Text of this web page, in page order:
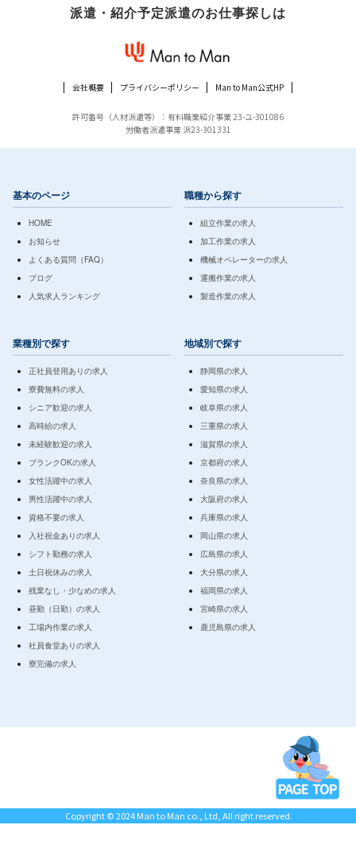
派遣・紹介予定派遣のお仕事探しは
会社概要 プライバシーポリシー Man to Man公式HP
許可番号（人材派遣等）：有料職業紹介事業 23-ユ-301086
労働者派遣事業 派23-301331
基本のページ
HOME
お知らせ
よくある質問（FAQ）
ブログ
人気求人ランキング
職種から探す
組立作業の求人
加工作業の求人
機械オペレーターの求人
運搬作業の求人
製造作業の求人
業種別で探す
正社員登用ありの求人
寮費無料の求人
シニア歓迎の求人
高時給の求人
未経験歓迎の求人
ブランクOKの求人
女性活躍中の求人
男性活躍中の求人
資格不要の求人
入社祝金ありの求人
シフト勤務の求人
土日祝休みの求人
残業なし・少なめの求人
昼勤（日勤）の求人
工場内作業の求人
社員食堂ありの求人
寮完備の求人
地域別で探す
静岡県の求人
愛知県の求人
岐阜県の求人
三重県の求人
滋賀県の求人
京都府の求人
奈良県の求人
大阪府の求人
兵庫県の求人
岡山県の求人
広島県の求人
大分県の求人
福岡県の求人
宮崎県の求人
鹿児島県の求人
Copyright © 2024 Man to Man co., Ltd, All right reserved.